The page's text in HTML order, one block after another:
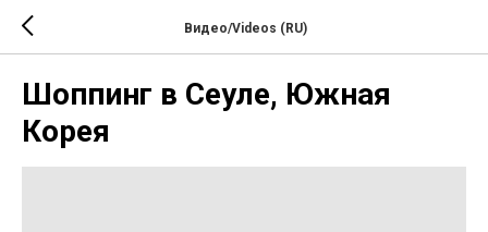
Видео/Videos (RU)
Шоппинг в Сеуле, Южная
Корея